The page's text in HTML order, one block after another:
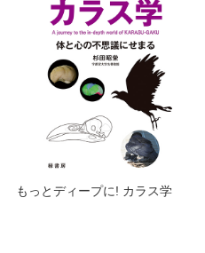
もっとディープに! カラス学